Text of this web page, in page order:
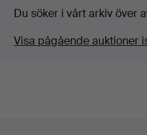
Du söker i vårt arkiv över
Visa pågående auktioner